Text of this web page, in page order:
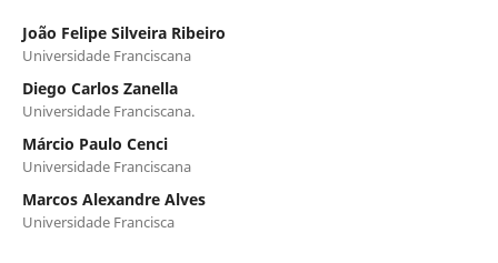
João Felipe Silveira Ribeiro
Universidade Franciscana
Diego Carlos Zanella
Universidade Franciscana.
Márcio Paulo Cenci
Universidade Franciscana
Marcos Alexandre Alves
Universidade Francisca